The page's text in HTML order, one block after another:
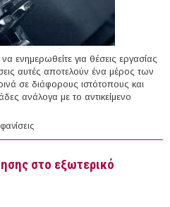
ενημερωθείτε για θέσεις εργασίας
αυτές αποτελούν ένα μέρος των
σε διάφορους ιστότοπους και
ανάλογα με το αντικείμενο
εργασίας σε Φορείς του εξωτερικού
στο εξωτερικό